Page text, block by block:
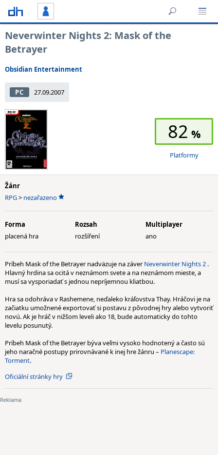
Neverwinter Nights 2: Mask of the
Betrayer
Obsidian Entertainment
PC 27.09.2007
82
Platformy
Žánr
RPG> nezařazeno
Forma
placená hra
Rozsah
rozšíření
Multiplayer
ano
Príbeh Mask of the Betrayer nadväzuje na záverNeverwinter Nights 2 .
Hlavný hrdina sa ocitá v neznámom svete a na neznámom mieste, a
musí sa vysporiadať s jednou nepríjemnou kliatbou.
Hra sa odohráva v Rashemene, neďaleko kráľovstva Thay. Hráčovi je na
začiatku umožnené exportovať si postavu z pôvodnej hry alebo vytvoriť
novú. Ak je hráč v nižšom leveli ako 18, bude automaticky do tohto
levelu posunutý.
Príbeh Mask of the Betrayer býva veľmi vysoko hodnotený a často sú
jeho naračné postupy prirovnávané k inej hre žánru – Planescape:
Torment.
Oficiální stránky hry